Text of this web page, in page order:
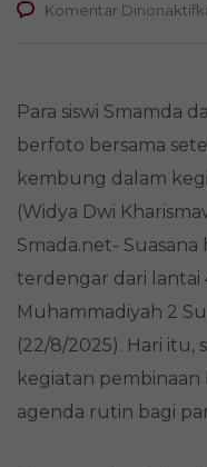
Komentar
Para siswi Smamda
berfoto bersama
kembung dalam
(Widya Dwi
Smada.net-
terdengar dari lantai
Muhammadiyah 2
(22/8/2025). Hari
kegiatan
agenda rutin bagi